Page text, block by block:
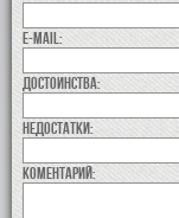
E-MAIL:
Достоинства:
недостатки:
коментарий: